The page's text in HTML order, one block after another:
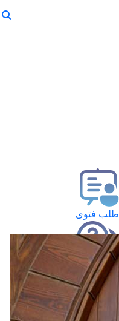
طلب فتوى
استعلام عن فتوى